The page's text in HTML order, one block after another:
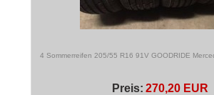
4 Sommerreifen 205/55 R16 91V GOODRIDE
Preis: 270,20 EUR